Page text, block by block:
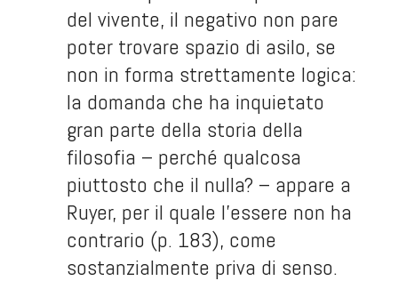
del vivente, il negativo non pare
poter trovare spazio di asilo, se
non in forma strettamente logica:
la domanda che ha inquietato
gran parte della storia della
filosofia – perché qualcosa
piuttosto che il nulla? – appare a
Ruyer, per il quale l’essere non ha
contrario (p. 183), come
sostanzialmente priva di senso.